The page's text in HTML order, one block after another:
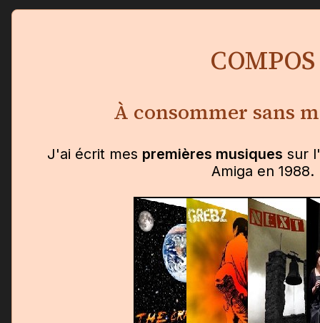
COMPOS
À consommer sans
J'ai écrit mes premières musiques sur
Amiga en 1988.